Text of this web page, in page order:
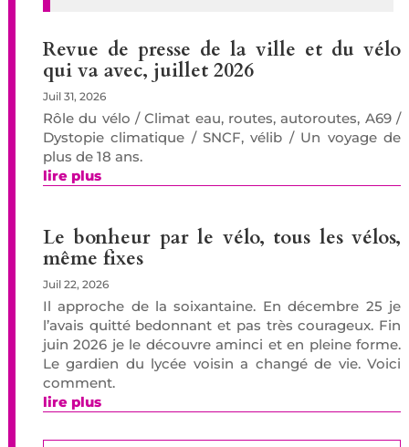
Revue de presse de la ville et du vélo
qui va avec, juillet 2026
Juil 31, 2026
Rôle du vélo / Climat eau, routes, autoroutes, A69 /
Dystopie climatique / SNCF, vélib / Un voyage de
plus de 18 ans.
lire plus
Le bonheur par le vélo, tous les vélos,
même fixes
Juil 22, 2026
Il approche de la soixantaine. En décembre 25 je
l’avais quitté bedonnant et pas très courageux. Fin
juin 2026 je le découvre aminci et en pleine forme.
Le gardien du lycée voisin a changé de vie. Voici
comment.
lire plus